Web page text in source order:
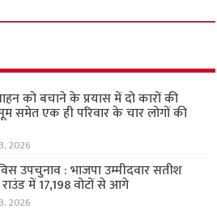
को बचाने के प्रयास में दो कारों की
समेत एक ही परिवार के चार लोगों की
2026
उपचुनाव : भाजपा उम्मीदवार सतीश
में 17,198 वोटों से आगे
2026